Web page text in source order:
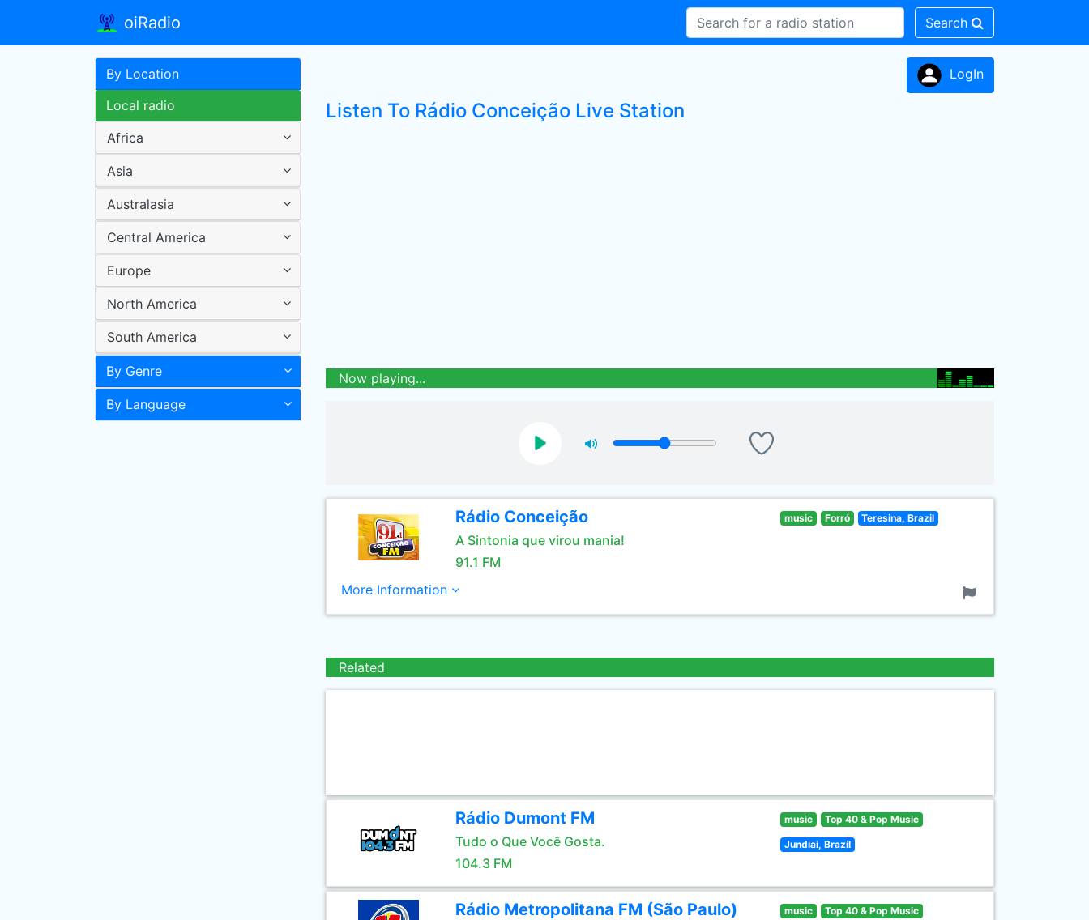
oiRadio Search
By Location
Local radio
Africa
Asia
Australasia
Central America
Europe
North America
South America
By Genre
By Language
LogIn
Listen To Rádio Conceição Live Station
Now playing...
Rádio Conceição
A Sintonia que virou mania!
91.1 FM
music Forró Teresina, Brazil
More Information
Related
Rádio Dumont FM
Tudo o Que Você Gosta.
104.3 FM
music Top 40 & Pop Music
Jundiai, Brazil
Rádio Metropolitana FM (São Paulo) music Top 40 & Pop Music